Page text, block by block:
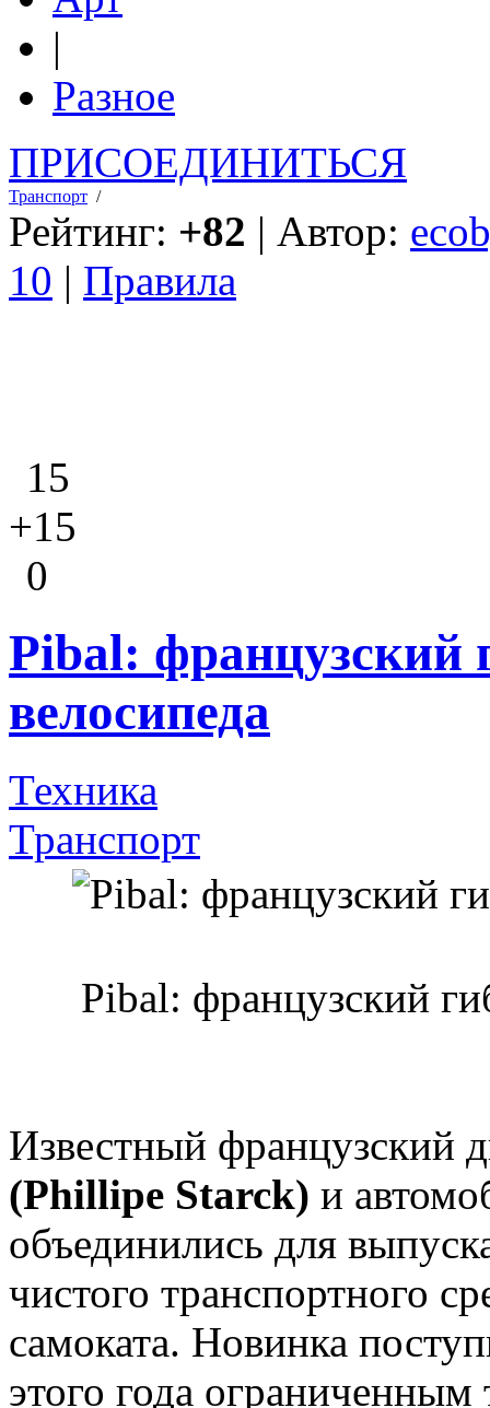
|
Разное
ПРИСОЕДИНИТЬСЯ
Транспорт /
Рейтинг: +82 | Автор:
10 | Правила
15
+15
0
Pibal: французский
велосипеда
Техника
Транспорт
Pibal: французский
Известный французский
(Phillipe Starck) и
объединились для
чистого транспортного
самоката. Новинка
этого года